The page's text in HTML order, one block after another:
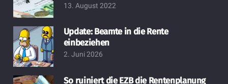
13. August 2022
Update: Beamte in die Rente
einbeziehen
2. Juni 2026
So ruiniert die EZB die Rentenplanung